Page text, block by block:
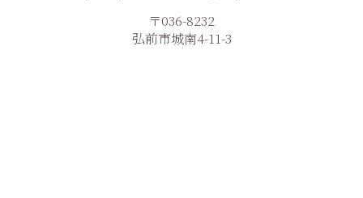
〒036-8232
弘前市城南4-11-3